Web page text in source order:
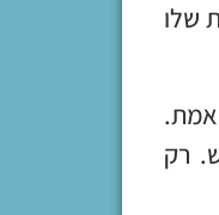
שלו
רק